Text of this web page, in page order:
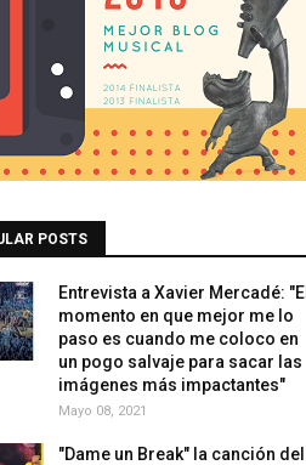
POSTS
Entrevista a Xavier Mercadé: "El
momento en que mejor me lo
paso es cuando me coloco en
un pogo salvaje para sacar las
imágenes más impactantes"
Mayo 08, 2021
"Dame un Break" la canción del